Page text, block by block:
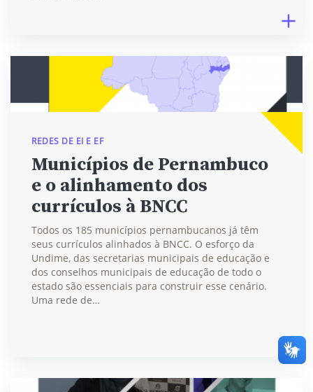
REDES DE EI E EF
Municípios de Pernambuco
e o alinhamento dos
currículos à BNCC
Todos os 185 municípios pernambucanos já têm
seus currículos alinhados à BNCC. O esforço da
Undime, das secretarias municipais de educação e
dos conselhos municipais de educação de todo o
estado são essenciais para construir esse cenário.
Uma rede de…